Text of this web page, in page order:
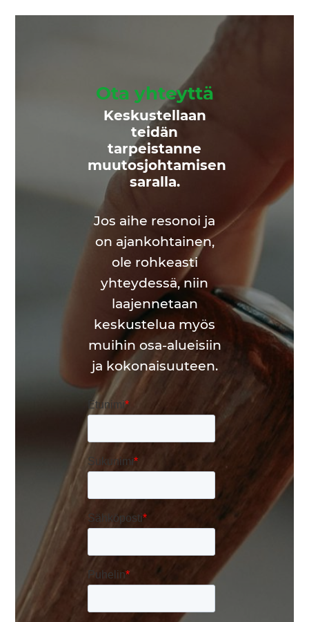
Ota yhteyttä
Keskustellaan
teidän
tarpeistanne
muutosjohtamisen
saralla.
Jos aihe resonoi ja
on ajankohtainen,
ole rohkeasti
yhteydessä, niin
laajennetaan
keskustelua myös
muihin osa-alueisiin
ja kokonaisuuteen.